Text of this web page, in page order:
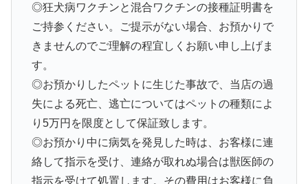
◎狂犬病ワクチンと混合ワクチンの接種証明書を
ご持参ください。 ご提示がない場合、お預かりで
きませんのでご理解の程宜しくお願い申し上げま
す。
◎お預かりしたペットに生じた事故で、当店の過
失による死亡、逃亡についてはペットの種類によ
り5万円を限度として保証致します。
◎お預かり中に病気を発見した時は、お客様に連
絡して指示を受け、連絡が取れぬ場合は獣医師の
指示を受けて処置します。その費用はお客様に負